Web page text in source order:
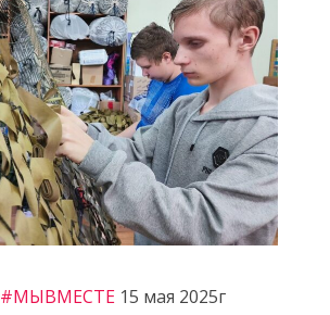
#МЫВМЕСТЕ 15 мая 2025г